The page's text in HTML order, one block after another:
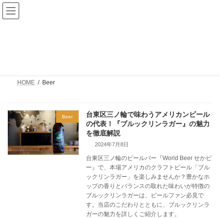
コ
ン
テ
ッ
ナ
ビ
ゲ
移
HOME Beer
Beer
台東区三ノ輪で味わうアメリカンビール
の代表！『ブルックリンラガー』の魅力
を徹底解説
2024年7月8日
台東区三ノ輪のビールバー『World Beer せかビ
ー』で、本場アメリカのクラフトビール「ブル
ックリンラガー」を楽しみませんか？豊かなホ
ップの香りとバランスの取れた味わいが特徴の
ブルックリンラガーは、ビールファン必見で
す。当店のこだわりとともに、ブルックリンラ
ガーの魅力を詳しくご紹介します。